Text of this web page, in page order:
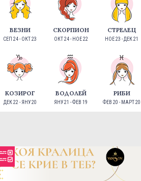
ВЕЗНИ
СЕП 24 - ОКТ 23
СКОРПИОН
ОКТ 24 - НОЕ 22
СТРЕЛЕЦ
НОЕ 23 - ДЕК 21
КОЗИРОГ
ДЕК 22 - ЯНУ 20
ВОДОЛЕЙ
ЯНУ 21 - ФЕВ 19
РИБИ
ФЕВ 20 - МАРТ 20